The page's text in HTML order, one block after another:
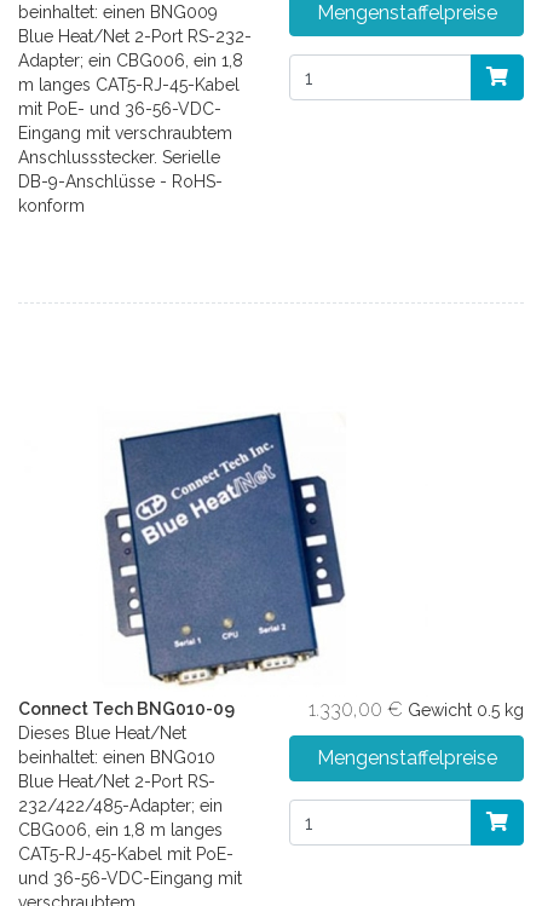
beinhaltet: einen BNG009
Blue Heat/Net 2-Port RS-232-
Adapter; ein CBG006, ein 1,8
m langes CAT5-RJ-45-Kabel
mit PoE- und 36-56-VDC-
Eingang mit verschraubtem
Anschlussstecker. Serielle
DB-9-Anschlüsse - RoHS-
konform
Mengenstaffelpreise
Connect Tech BNG010-09
Dieses Blue Heat/Net
beinhaltet: einen BNG010
Blue Heat/Net 2-Port RS-
232/422/485-Adapter; ein
CBG006, ein 1,8 m langes
CAT5-RJ-45-Kabel mit PoE-
und 36-56-VDC-Eingang mit
1.330,00 € Gewicht 0.5 kg
Mengenstaffelpreise